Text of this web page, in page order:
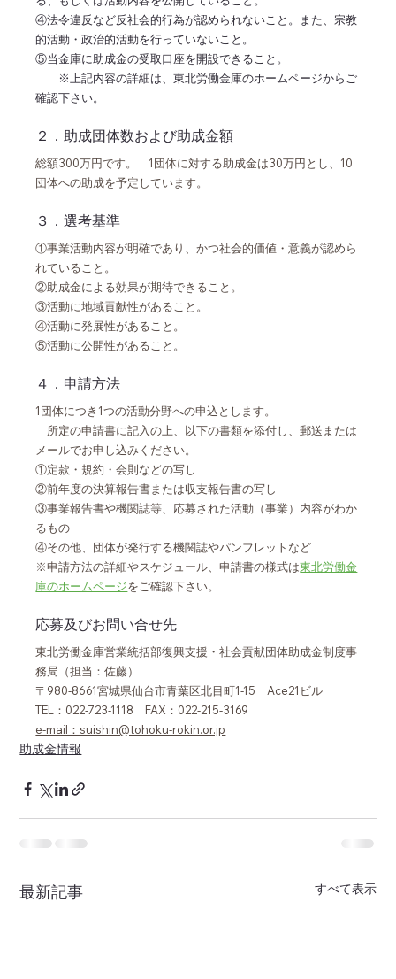
④法令違反など反社会的行為が認められないこと。また、宗教
的活動・政治的活動を行っていないこと。
⑤当金庫に助成金の受取口座を開設できること。
※上記内容の詳細は、東北労働金庫のホームページからご
確認下さい。
２．助成団体数および助成金額
総額300万円です。　1団体に対する助成金は30万円とし、10
団体への助成を予定しています。
３．選考基準
①事業活動内容が明確であり、かつ社会的価値・意義が認めら
れていること。
②助成金による効果が期待できること。
③活動に地域貢献性があること。
④活動に発展性があること。
⑤活動に公開性があること。
４．申請方法
1団体につき1つの活動分野への申込とします。
所定の申請書に記入の上、以下の書類を添付し、郵送または
メールでお申し込みください。
①定款・規約・会則などの写し
②前年度の決算報告書または収支報告書の写し
③事業報告書や機関誌等、応募された活動（事業）内容がわか
るもの
④その他、団体が発行する機関誌やパンフレットなど
※申請方法の詳細やスケジュール、申請書の様式は東北労働金
庫のホームページをご確認下さい。
応募及びお問い合せ先
東北労働金庫営業統括部復興支援・社会貢献団体助成金制度事
務局（担当：佐藤）
〒980-8661宮城県仙台市青葉区北目町1-15　Ace21ビル
TEL：022-723-1118　FAX：022-215-3169
e-mail：suishin@tohoku-rokin.or.jp
助成金情報
最新記事 すべて表示